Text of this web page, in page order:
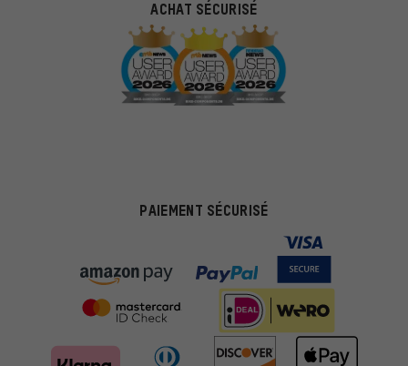
ACHAT SÉCURISÉ
PAIEMENT SÉCURISÉ